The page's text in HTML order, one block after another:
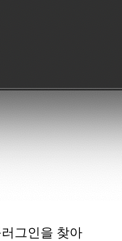
그인을 찾아